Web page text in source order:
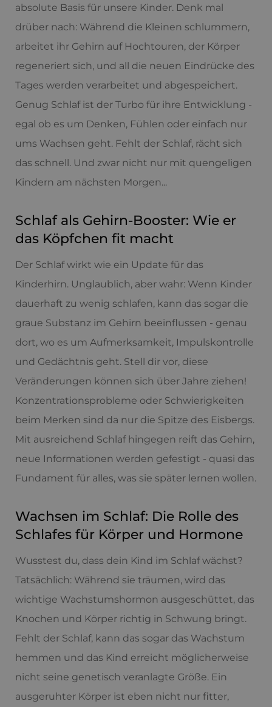
absolute Basis für unsere Kinder. Denk mal
drüber nach: Während die Kleinen schlummern,
arbeitet ihr Gehirn auf Hochtouren, der Körper
regeneriert sich, und all die neuen Eindrücke des
Tages werden verarbeitet und abgespeichert.
Genug Schlaf ist der Turbo für ihre Entwicklung -
egal ob es um Denken, Fühlen oder einfach nur
ums Wachsen geht. Fehlt der Schlaf, rächt sich
das schnell. Und zwar nicht nur mit quengeligen
Kindern am nächsten Morgen...
Schlaf als Gehirn-Booster: Wie er
das Köpfchen fit macht
Der Schlaf wirkt wie ein Update für das
Kinderhirn. Unglaublich, aber wahr: Wenn Kinder
dauerhaft zu wenig schlafen, kann das sogar die
graue Substanz im Gehirn beeinflussen - genau
dort, wo es um Aufmerksamkeit, Impulskontrolle
und Gedächtnis geht. Stell dir vor, diese
Veränderungen können sich über Jahre ziehen!
Konzentrationsprobleme oder Schwierigkeiten
beim Merken sind da nur die Spitze des Eisbergs.
Mit ausreichend Schlaf hingegen reift das Gehirn,
neue Informationen werden gefestigt - quasi das
Fundament für alles, was sie später lernen wollen.
Wachsen im Schlaf: Die Rolle des
Schlafes für Körper und Hormone
Wusstest du, dass dein Kind im Schlaf wächst?
Tatsächlich: Während sie träumen, wird das
wichtige Wachstumshormon ausgeschüttet, das
Knochen und Körper richtig in Schwung bringt.
Fehlt der Schlaf, kann das sogar das Wachstum
hemmen und das Kind erreicht möglicherweise
nicht seine genetisch veranlagte Größe. Ein
ausgeruhter Körper ist eben nicht nur fitter,